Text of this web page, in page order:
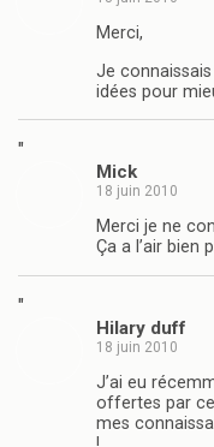
Merci,
Je
idées pour
"
Mick
18 juin 2010
Merci je ne
Ça a l’air bien
"
Hilary duff
18 juin 2010
J’ai eu
offertes par
mes